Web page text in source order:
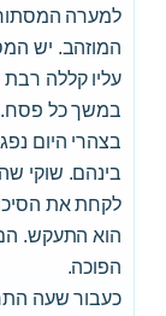
למערה
המוזהב. יש
עליו קללה
במשך כל פסח.
בצהרי היום
בינהם. שוקי
לקחת את
הוא התעקש. הם
הפוכה.
כעבור שעה